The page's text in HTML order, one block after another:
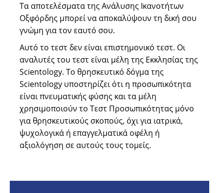
Τα αποτελέσματα της Ανάλυσης Ικανοτήτων
Οξφόρδης μπορεί να αποκαλύψουν τη δική σου
γνώμη για τον εαυτό σου.
Αυτό το τεστ δεν είναι επιστημονικό τεστ. Οι
αναλυτές του τεστ είναι μέλη της Εκκλησίας της
Scientology. Το θρησκευτικό δόγμα της
Scientology υποστηρίζει ότι η προσωπικότητα
είναι πνευματικής φύσης και τα μέλη
χρησιμοποιούν το Τεστ Προσωπικότητας μόνο
για θρησκευτικούς σκοπούς, όχι για ιατρικά,
ψυχολογικά ή επαγγελματικά οφέλη ή
αξιολόγηση σε αυτούς τους τομείς.